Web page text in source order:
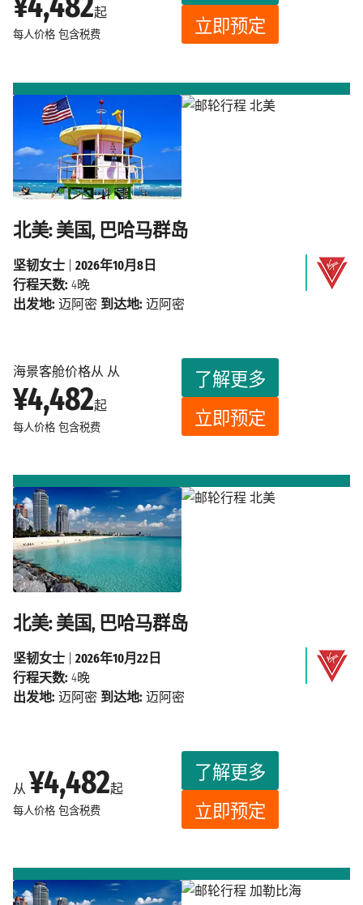
起
每人价格 包含税费 立即预定
北美: 美国, 巴哈马群岛
海景客舱价格从 从
¥4,482起
每人价格 包含税费
了解更多
立即预定
坚韧女士
2026年10月8日
行程天数: 4晚
出发地: 迈阿密 到达地: 迈阿密
北美: 美国, 巴哈马群岛
从 ¥4,482起
每人价格 包含税费
了解更多
立即预定
坚韧女士
2026年10月22日
行程天数: 4晚
出发地: 迈阿密 到达地: 迈阿密